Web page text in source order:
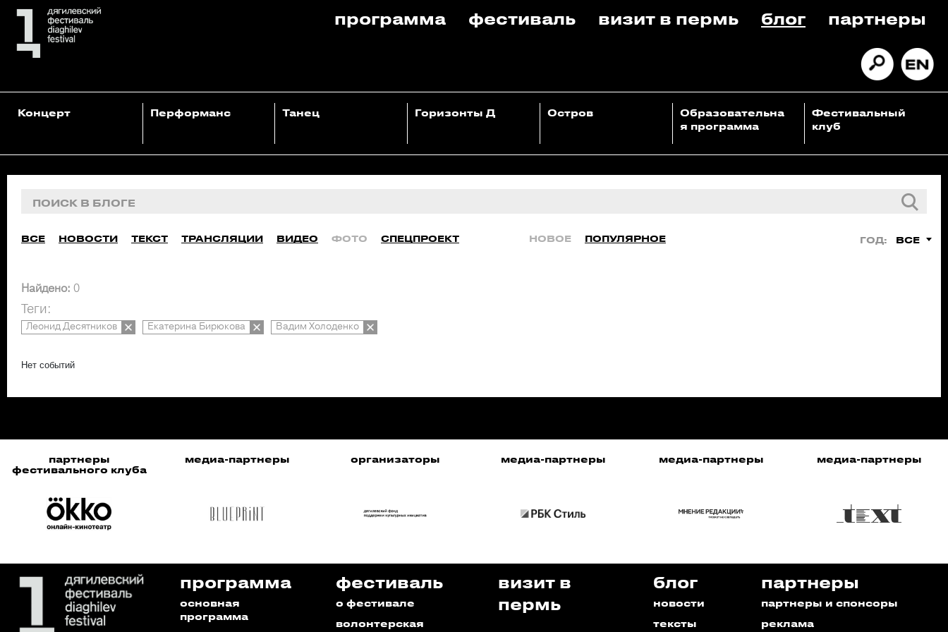
программа фестиваль визит в пермь блог партнеры
Концерт Перформанс Танец Горизонты Д Остров
Образовательна
я программа
Фестивальный
клуб
ВСЕ НОВОСТИ ТЕКСТ ТРАНСЛЯЦИИ ВИДЕО ФОТО СПЕЦПРОЕКТ НОВОЕ ПОПУЛЯРНОЕ ГОД: ВСЕ
Найдено: 0
Теги:
Леонид Десятников Екатерина Бирюкова Вадим Холоденко
Нет событий
партнеры
фестивального клуба
медиа-партнеры организаторы медиа-партнеры медиа-партнеры медиа-партнеры
программа
основная
программа
фестиваль
о фестивале
волонтерская
визит в
пермь
блог
новости
тексты
партнеры
партнеры и спонсоры
реклама